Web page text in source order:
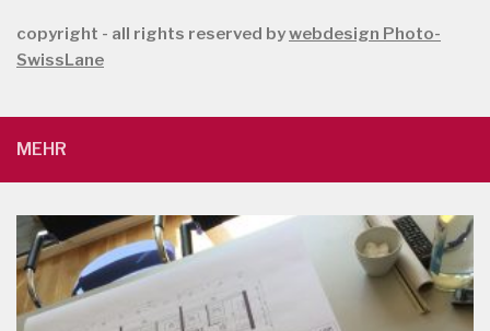
copyright - all rights reserved bywebdesign Photo-
SwissLane
MEHR